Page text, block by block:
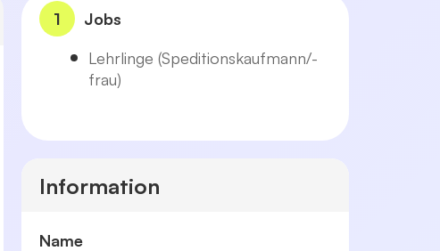
1
Jobs
Lehrlinge (Speditionskaufmann/-
frau)
Information
Name